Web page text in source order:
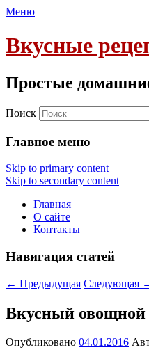
Меню
Вкусные
Простые
Поиск
Главное меню
Skip to primary content
Skip to secondary content
Главная
О сайте
Контакты
Навигация статей
← Предыдущая Следующая
Вкусный овощной
Опубликовано 04.01.2016